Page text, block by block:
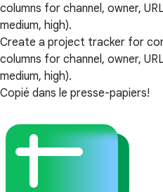
columns for channel, owner,
medium, high).
Create a project tracker for
columns for channel, owner,
medium, high).
Copié dans le presse-papiers!